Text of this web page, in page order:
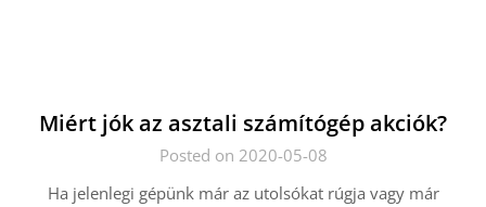
Miért jók az asztali számítógép akciók?
Posted on 2020-05-08
Ha jelenlegi gépünk már az utolsókat rúgja vagy már